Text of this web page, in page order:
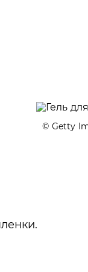
© Getty